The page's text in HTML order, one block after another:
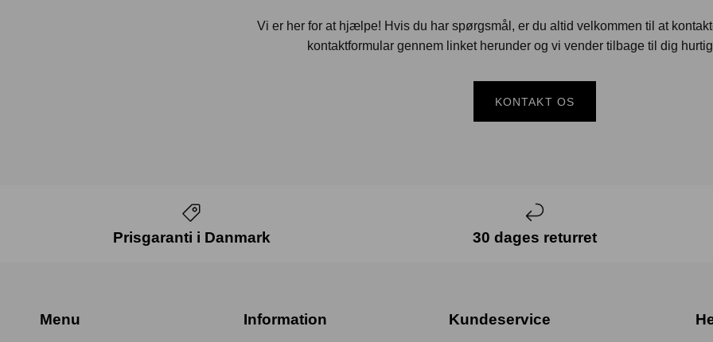
Vi er her for at hjælpe! Hvis du har spørgsmål, er du altid velkommen til at
kontaktformular gennem linket herunder og vi vender tilbage til dig
KONTAKT OS
Prisgaranti i Danmark 30 dages returret
Menu Information Kundeservice